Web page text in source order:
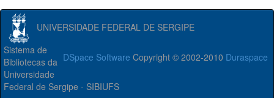
UNIVERSIDADE FEDERAL DE SERGIPE
DSpace Software Copyright © 2002-2010 Duraspace
Sistema de
Bibliotecas da
Universidade
Federal de Sergipe - SIBIUFS